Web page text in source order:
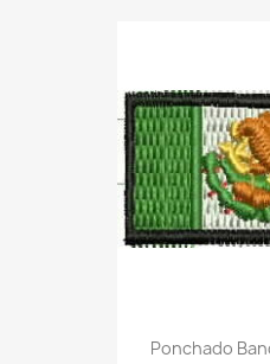
Ponchado